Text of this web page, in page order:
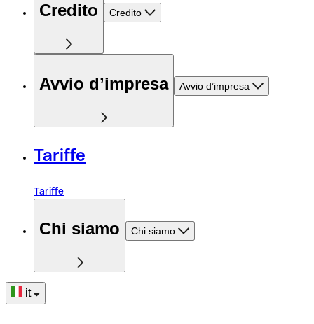
Credito Credito
Avvio d’impresa Avvio d’impresa
Tariffe
Tariffe
Chi siamo Chi siamo
it